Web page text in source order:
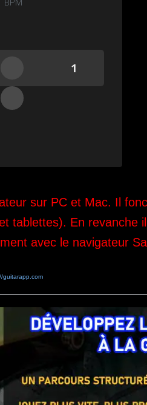
sur PC et Mac. Il
tablettes). En revanche
avec le navigateur
guitarapp.com